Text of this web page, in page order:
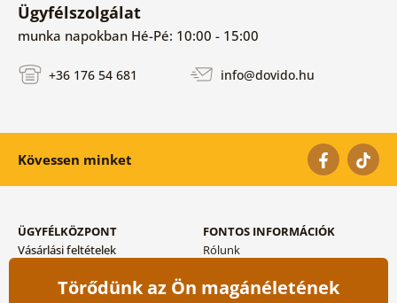
Ügyfélszolgálat
munka napokban Hé-Pé: 10:00 - 15:00
+36 176 54 681 info@dovido.hu
Kövessen minket
ÜGYFÉLKÖZPONT
Vásárlási feltételek
Szállítási és fizetési módok
FONTOS INFORMÁCIÓK
Rólunk
Blog
Törődünk az Ön magánéletének